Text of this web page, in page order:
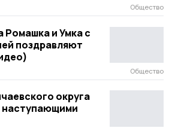
Общество
Ромашка и Умка с
поздравляют
Общество
округа
наступающими